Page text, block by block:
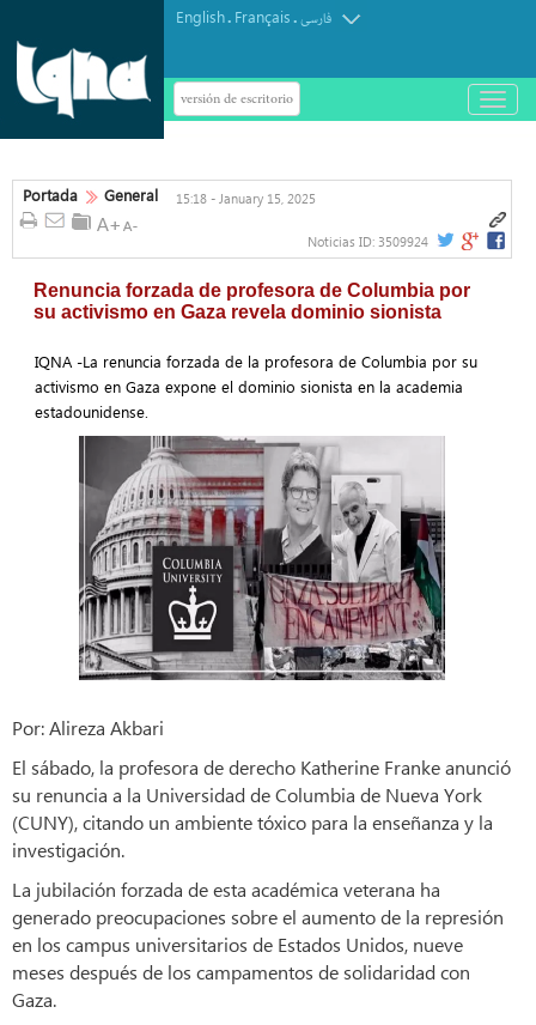
English. Français.فارسی
versión de escritorio
باز
و
Portada General 15:18 - January 15, 2025
Noticias ID: 3509924
Renuncia forzada de profesora de Columbia por
su activismo en Gaza revela dominio sionista
IQNA -La renuncia forzada de la profesora de Columbia por su
activismo en Gaza expone el dominio sionista en la academia
estadounidense.
Por: Alireza Akbari
El sábado, la profesora de derecho Katherine Franke anunció
su renuncia a la Universidad de Columbia de Nueva York
(CUNY), citando un ambiente tóxico para la enseñanza y la
investigación.
La jubilación forzada de esta académica veterana ha
generado preocupaciones sobre el aumento de la represión
en los campus universitarios de Estados Unidos, nueve
meses después de los campamentos de solidaridad con
Gaza.